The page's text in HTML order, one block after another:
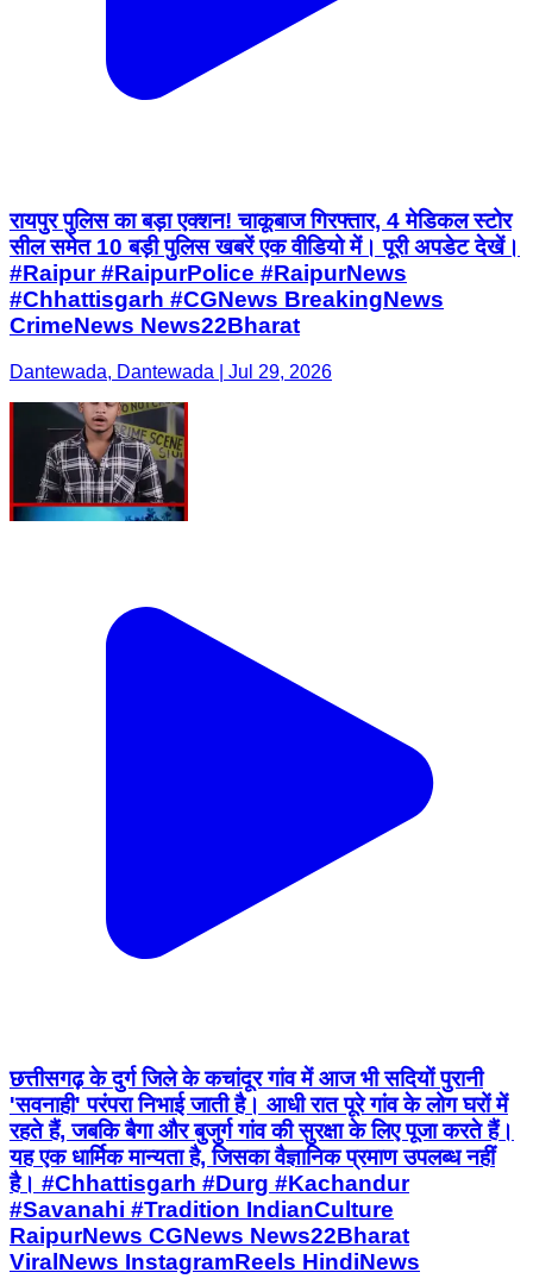
रायपुर पुलिस का बड़ा एक्शन! चाकूबाज गिरफ्तार, 4 मेडिकल स्टोर
सील समेत 10 बड़ी पुलिस खबरें एक वीडियो में। पूरी अपडेट देखें।
#Raipur #RaipurPolice #RaipurNews
#Chhattisgarh #CGNews BreakingNews
CrimeNews News22Bharat
Dantewada, Dantewada | Jul 29, 2026
छत्तीसगढ़ के दुर्ग जिले के कचांदूर गांव में आज भी सदियों पुरानी
'सवनाही' परंपरा निभाई जाती है। आधी रात पूरे गांव के लोग घरों में
रहते हैं, जबकि बैगा और बुजुर्ग गांव की सुरक्षा के लिए पूजा करते हैं।
यह एक धार्मिक मान्यता है, जिसका वैज्ञानिक प्रमाण उपलब्ध नहीं
है। #Chhattisgarh #Durg #Kachandur
#Savanahi #Tradition IndianCulture
RaipurNews CGNews News22Bharat
ViralNews InstagramReels HindiNews